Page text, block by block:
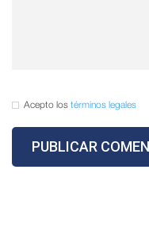
Acepto los términos legales